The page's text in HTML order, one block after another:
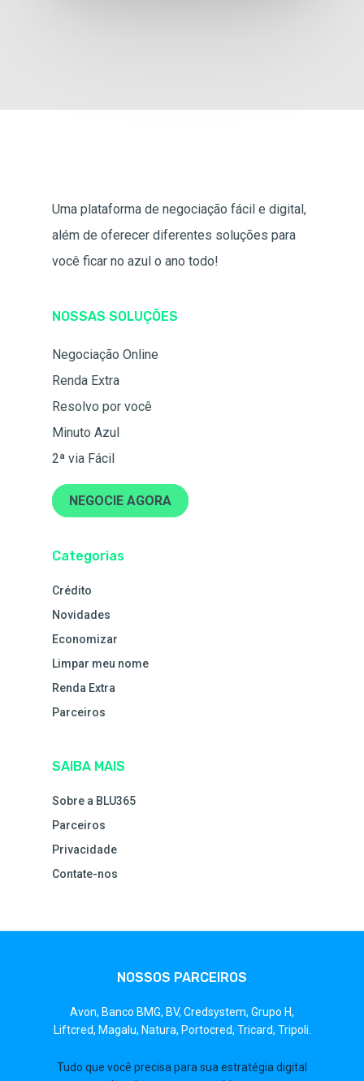
Uma plataforma de negociação fácil e digital,
além de oferecer diferentes soluções para
você ficar no azul o ano todo!
NOSSAS SOLUÇÕES
Negociação Online
Renda Extra
Resolvo por você
Minuto Azul
2ª via Fácil
NEGOCIE AGORA
Categorias
Crédito
Novidades
Economizar
Limpar meu nome
Renda Extra
Parceiros
SAIBA MAIS
Sobre a BLU365
Parceiros
Privacidade
Contate-nos
NOSSOS PARCEIROS
Avon, Banco BMG, BV, Credsystem, Grupo H,
Liftcred, Magalu, Natura, Portocred, Tricard, Tripoli.
Tudo que você precisa para sua estratégia digital